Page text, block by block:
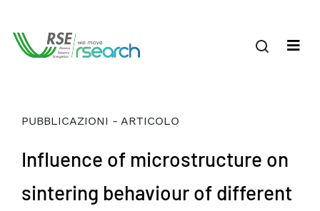
PUBBLICAZIONI - ARTICOLO
Influence of microstructure on
sintering behaviour of different